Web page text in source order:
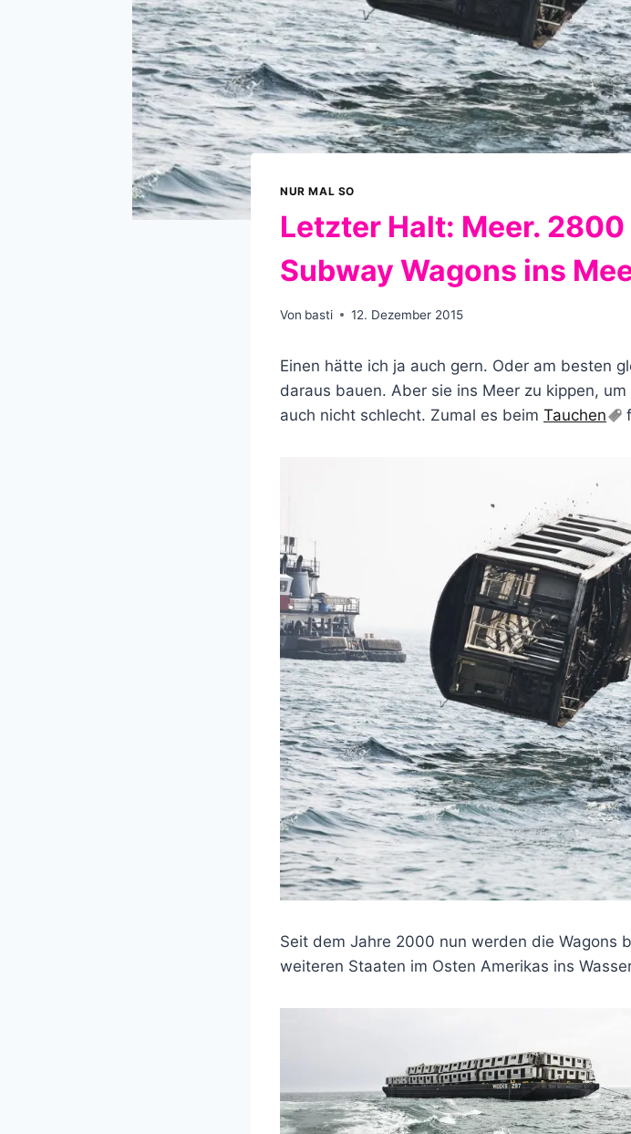
NUR MAL SO
Letzter Halt: Meer.
Subway Wagons ins
Von basti 12. Dezember 2015
Einen hätte ich ja auch gern. Oder am besten
daraus bauen. Aber sie ins Meer zu kippen,
auch nicht schlecht. Zumal es beim Tauchen
Seit dem Jahre 2000 nun werden die Wagons
weiteren Staaten im Osten Amerikas ins